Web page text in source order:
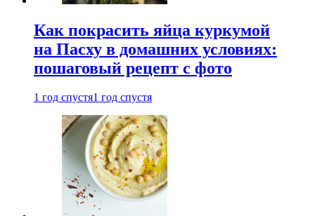
Как покрасить яйца куркумой
на Пасху в домашних условиях:
пошаговый рецепт с фото
1 год спустя1 год спустя